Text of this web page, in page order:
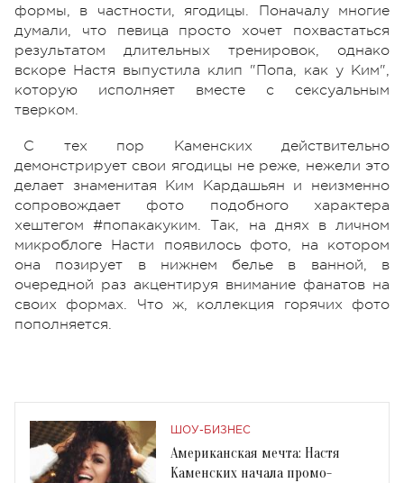
формы, в частности, ягодицы. Поначалу многие
думали, что певица просто хочет похвастаться
результатом длительных тренировок, однако
вскоре Настя выпустила клип "Попа, как у Ким",
которую исполняет вместе с сексуальным
тверком.
С тех пор Каменских действительно
демонстрирует свои ягодицы не реже, нежели это
делает знаменитая Ким Кардашьян и неизменно
сопровождает фото подобного характера
хештегом #попакакуким. Так, на днях в личном
микроблоге Насти появилось фото, на котором
она позирует в нижнем белье в ванной, в
очередной раз акцентируя внимание фанатов на
своих формах. Что ж, коллекция горячих фото
пополняется.
ШОУ-БИЗНЕС
Американская мечта: Настя
Каменских начала промо-